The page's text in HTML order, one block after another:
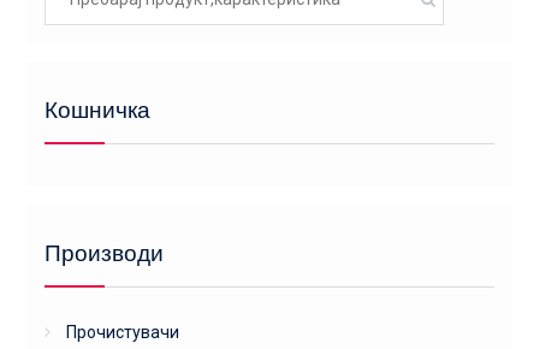
Кошничка
Производи
Прочистувачи